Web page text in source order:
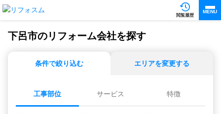
閲覧履歴
MENU
下呂市のリフォーム会社を探す
条件で絞り込む エリアを変更する
工事部位 サービス 特徴